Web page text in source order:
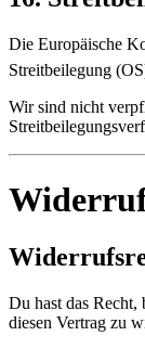
Die Europäische
Streitbeilegung
Wir sind nicht
Du hast das Recht,
diesen Vertrag zu